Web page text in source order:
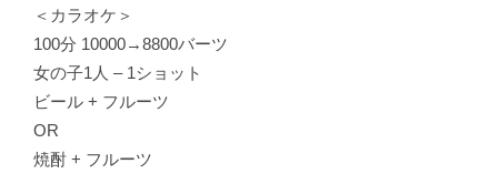
＜カラオケ＞
100分 10000→8800バーツ
女の子1人 – 1ショット
ビール + フルーツ
OR
焼酎 + フルーツ